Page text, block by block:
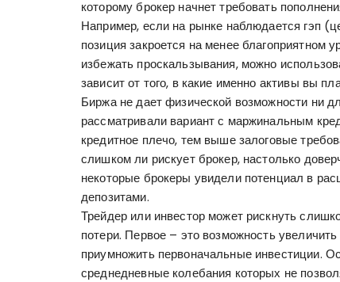
которому брокер начнет требовать
Например, если на рынке наблюдается гэп
позиция закроется на менее благоприятном
избежать проскальзывания, можно
зависит от того, в какие именно активы вы
Биржа не дает физической возможности
рассматривали вариант с маржинальным
кредитное плечо, тем выше залоговые
слишком ли рискует брокер, настолько
некоторые брокеры увидели потенциал в
депозитами.
Трейдер или инвестор может рискнуть
потери. Первое – это возможность
приумножить первоначальные инвестиции.
среднедневные колебания которых не